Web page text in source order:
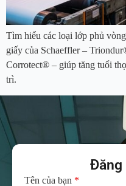
Tìm hiểu các loại lớp phủ
giấy của Schaeffler –
Corrotect® – giúp tăng tuổi
trì.
Đăng
Tên của bạn *